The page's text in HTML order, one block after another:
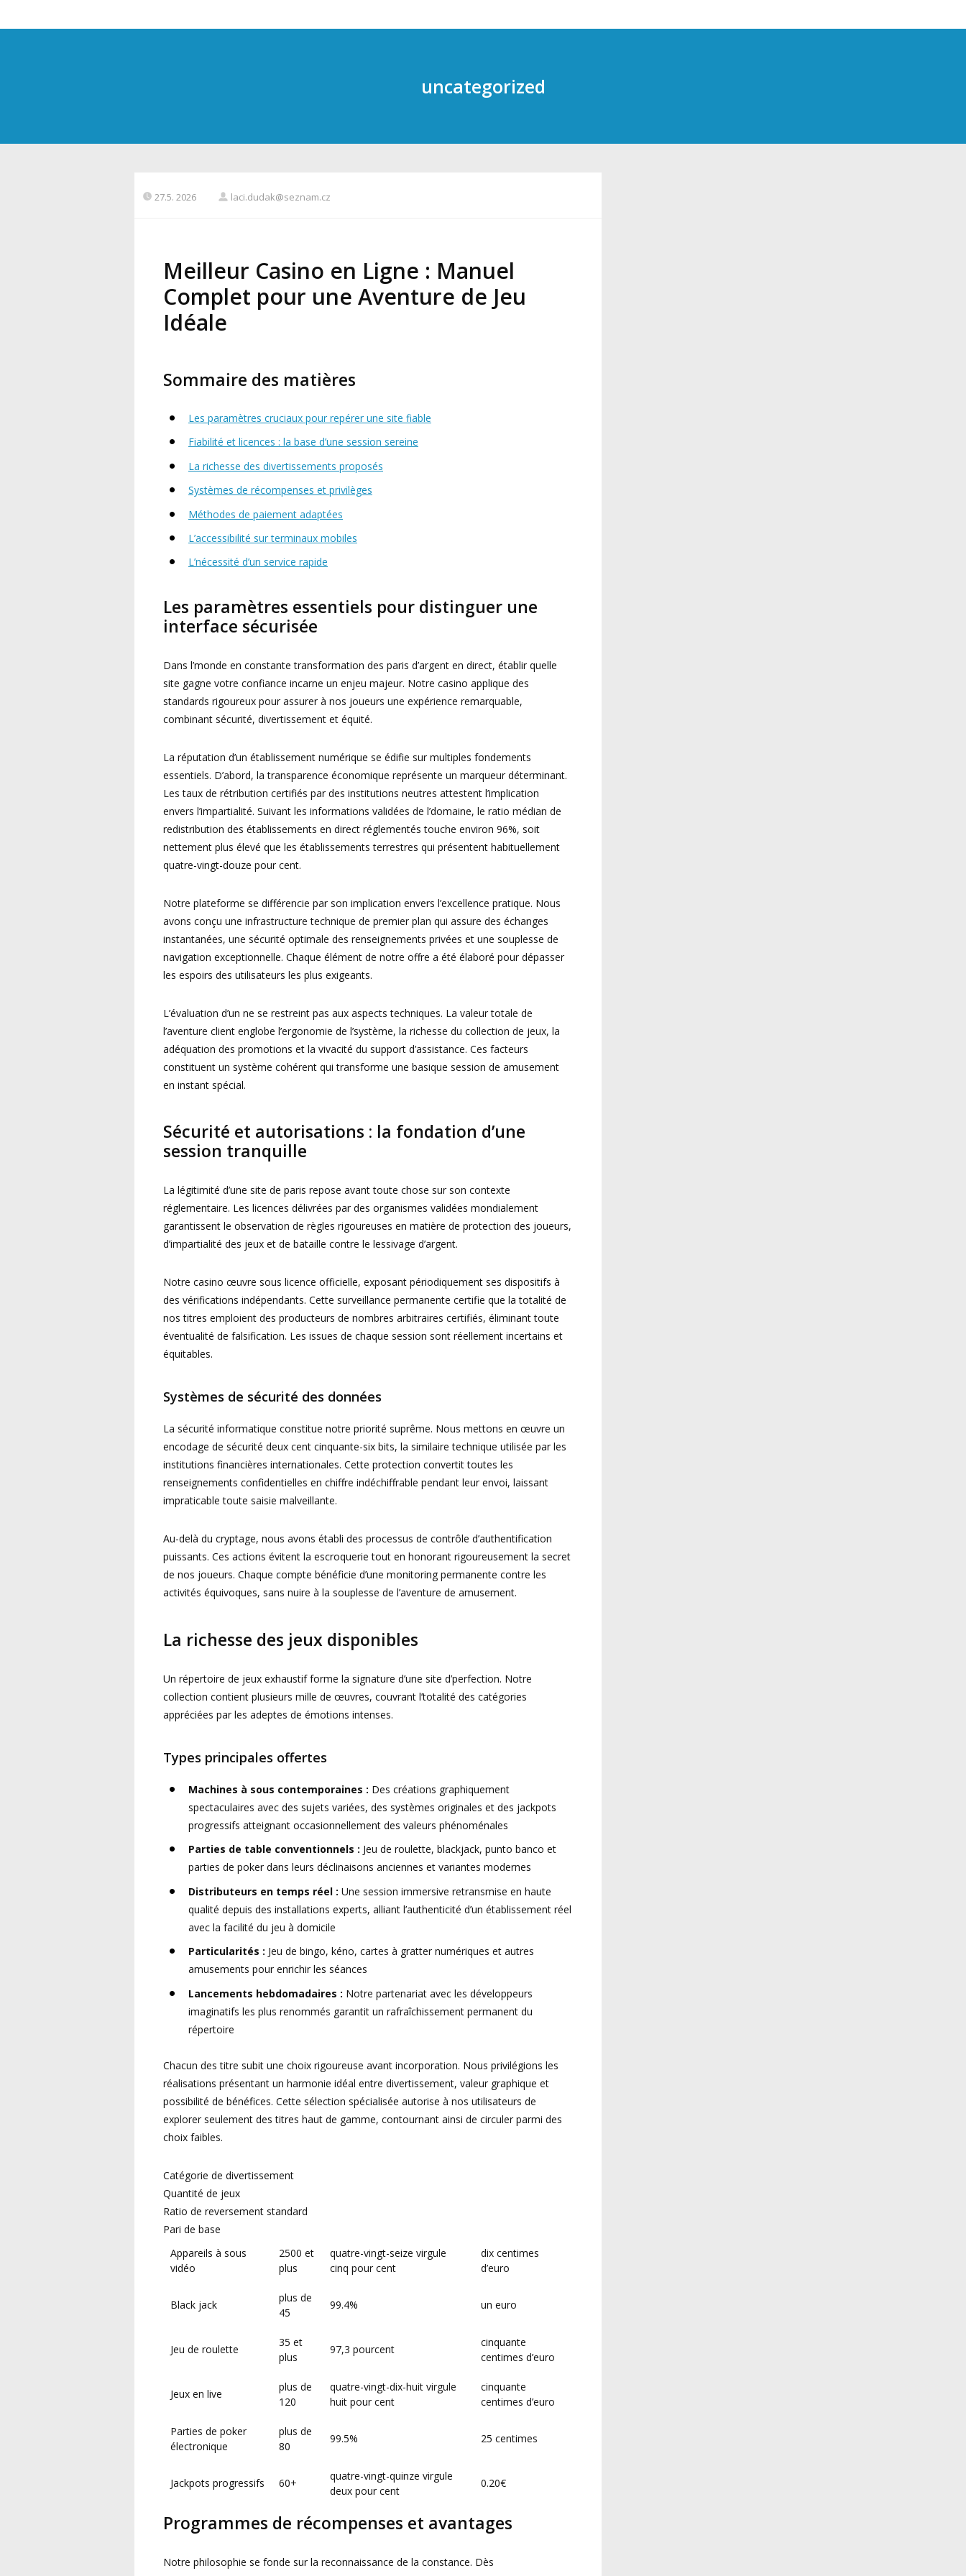
uncategorized
27.5. 2026 laci.dudak@seznam.cz
Meilleur Casino en Ligne : Manuel
Complet pour une Aventure de Jeu
Idéale
Sommaire des matières
Les paramètres cruciaux pour repérer une site fiable
Fiabilité et licences : la base d’une session sereine
La richesse des divertissements proposés
Systèmes de récompenses et privilèges
Méthodes de paiement adaptées
L’accessibilité sur terminaux mobiles
L’nécessité d’un service rapide
Les paramètres essentiels pour distinguer une
interface sécurisée
Dans l’monde en constante transformation des paris d’argent en direct, établir quelle
site gagne votre confiance incarne un enjeu majeur. Notre casino applique des
standards rigoureux pour assurer à nos joueurs une expérience remarquable,
combinant sécurité, divertissement et équité.
La réputation d’un établissement numérique se édifie sur multiples fondements
essentiels. D’abord, la transparence économique représente un marqueur déterminant.
Les taux de rétribution certifiés par des institutions neutres attestent l’implication
envers l’impartialité. Suivant les informations validées de l’domaine, le ratio médian de
redistribution des établissements en direct réglementés touche environ 96%, soit
nettement plus élevé que les établissements terrestres qui présentent habituellement
quatre-vingt-douze pour cent.
Notre plateforme se différencie par son implication envers l’excellence pratique. Nous
avons conçu une infrastructure technique de premier plan qui assure des échanges
instantanées, une sécurité optimale des renseignements privées et une souplesse de
navigation exceptionnelle. Chaque élément de notre offre a été élaboré pour dépasser
les espoirs des utilisateurs les plus exigeants.
L’évaluation d’un ne se restreint pas aux aspects techniques. La valeur totale de
l’aventure client englobe l’ergonomie de l’système, la richesse du collection de jeux, la
adéquation des promotions et la vivacité du support d’assistance. Ces facteurs
constituent un système cohérent qui transforme une basique session de amusement
en instant spécial.
Sécurité et autorisations : la fondation d’une
session tranquille
La légitimité d’une site de paris repose avant toute chose sur son contexte
réglementaire. Les licences délivrées par des organismes validées mondialement
garantissent le observation de règles rigoureuses en matière de protection des joueurs,
d’impartialité des jeux et de bataille contre le lessivage d’argent.
Notre casino œuvre sous licence officielle, exposant périodiquement ses dispositifs à
des vérifications indépendants. Cette surveillance permanente certifie que la totalité de
nos titres emploient des producteurs de nombres arbitraires certifiés, éliminant toute
éventualité de falsification. Les issues de chaque session sont réellement incertains et
équitables.
Systèmes de sécurité des données
La sécurité informatique constitue notre priorité suprême. Nous mettons en œuvre un
encodage de sécurité deux cent cinquante-six bits, la similaire technique utilisée par les
institutions financières internationales. Cette protection convertit toutes les
renseignements confidentielles en chiffre indéchiffrable pendant leur envoi, laissant
impraticable toute saisie malveillante.
Au-delà du cryptage, nous avons établi des processus de contrôle d’authentification
puissants. Ces actions évitent la escroquerie tout en honorant rigoureusement la secret
de nos joueurs. Chaque compte bénéficie d’une monitoring permanente contre les
activités équivoques, sans nuire à la souplesse de l’aventure de amusement.
La richesse des jeux disponibles
Un répertoire de jeux exhaustif forme la signature d’une site d’perfection. Notre
collection contient plusieurs mille de œuvres, couvrant l’totalité des catégories
appréciées par les adeptes de émotions intenses.
Types principales offertes
Machines à sous contemporaines : Des créations graphiquement
spectaculaires avec des sujets variées, des systèmes originales et des jackpots
progressifs atteignant occasionnellement des valeurs phénoménales
Parties de table conventionnels : Jeu de roulette, blackjack, punto banco et
parties de poker dans leurs déclinaisons anciennes et variantes modernes
Distributeurs en temps réel : Une session immersive retransmise en haute
qualité depuis des installations experts, alliant l’authenticité d’un établissement réel
avec la facilité du jeu à domicile
Particularités : Jeu de bingo, kéno, cartes à gratter numériques et autres
amusements pour enrichir les séances
Lancements hebdomadaires : Notre partenariat avec les développeurs
imaginatifs les plus renommés garantit un rafraîchissement permanent du
répertoire
Chacun des titre subit une choix rigoureuse avant incorporation. Nous privilégions les
réalisations présentant un harmonie idéal entre divertissement, valeur graphique et
possibilité de bénéfices. Cette sélection spécialisée autorise à nos utilisateurs de
explorer seulement des titres haut de gamme, contournant ainsi de circuler parmi des
choix faibles.
Catégorie de divertissement
Quantité de jeux
Ratio de reversement standard
Pari de base
Appareils à sous
vidéo
2500 et
plus
quatre-vingt-seize virgule
cinq pour cent
dix centimes
d’euro
Black jack
plus de
45
99.4% un euro
Jeu de roulette
35 et
plus
97,3 pourcent
cinquante
centimes d’euro
Jeux en live
plus de
120
quatre-vingt-dix-huit virgule
huit pour cent
cinquante
centimes d’euro
Parties de poker
électronique
plus de
80
99.5% 25 centimes
Jackpots progressifs 60+
quatre-vingt-quinze virgule
deux pour cent
0.20€
Programmes de récompenses et avantages
Notre philosophie se fonde sur la reconnaissance de la constance. Dès